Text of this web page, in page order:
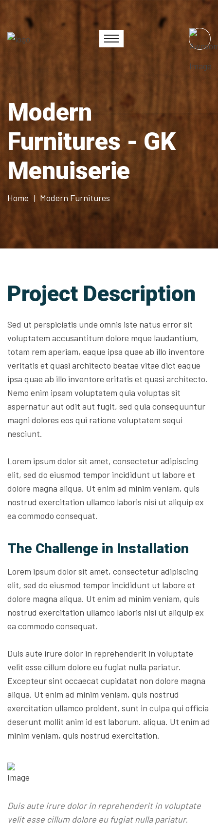
Modern
Furnitures - GK
Menuiserie
Home Modern Furnitures
Project Description
Sed ut perspiciatis unde omnis iste natus error sit
voluptatem accusantitum dolore mque laudantium,
totam rem aperiam, eaque ipsa quae ab illo inventore
veritatis et quasi architecto beatae vitae dict eaque
ipsa quae ab illo inventore eritatis et quasi architecto.
Nemo enim ipsam voluptatem quia voluptas sit
aspernatur aut odit aut fugit, sed quia consequuntur
magni dolores eos qui ratione voluptatem sequi
nesciunt.
Lorem ipsum dolor sit amet, consectetur adipiscing
elit, sed do eiusmod tempor incididunt ut labore et
dolore magna aliqua. Ut enim ad minim veniam, quis
nostrud exercitation ullamco laboris nisi ut aliquip ex
ea commodo consequat.
The Challenge in Installation
Lorem ipsum dolor sit amet, consectetur adipiscing
elit, sed do eiusmod tempor incididunt ut labore et
dolore magna aliqua. Ut enim ad minim veniam, quis
nostrud exercitation ullamco laboris nisi ut aliquip ex
ea commodo consequat.
Duis aute irure dolor in reprehenderit in voluptate
velit esse cillum dolore eu fugiat nulla pariatur.
Excepteur sint occaecat cupidatat non dolore magna
aliqua. Ut enim ad minim veniam, quis nostrud
exercitation ullamco proident, sunt in culpa qui officia
deserunt mollit anim id est laborum. aliqua. Ut enim ad
minim veniam, quis nostrud exercitation.
Duis aute irure dolor in reprehenderit in voluptate
velit esse cillum dolore eu fugiat nulla pariatur.